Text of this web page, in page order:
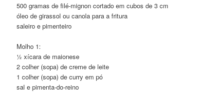
500 gramas de filé-mignon cortado em cubos de 3 cm
óleo de girassol ou canola para a fritura
saleiro e pimenteiro
Molho 1:
½ xícara de maionese
2 colher (sopa) de creme de leite
1 colher (sopa) de curry em pó
sal e pimenta-do-reino